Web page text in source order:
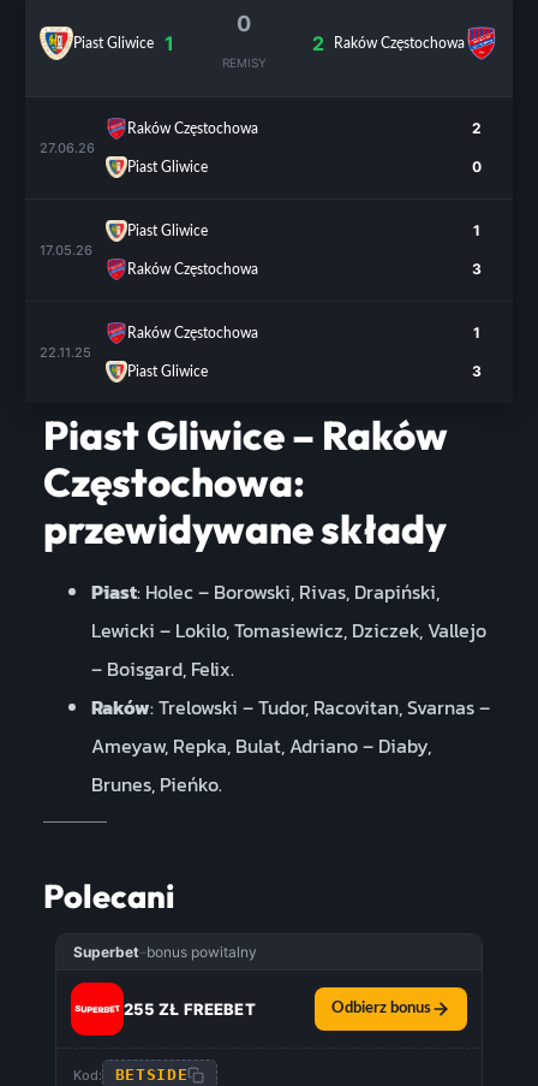
Piast Gliwice 1
0
REMISY
2 Raków Częstochowa
27.06.26
Raków Częstochowa
Piast Gliwice
2
0
17.05.26
Piast Gliwice
Raków Częstochowa
1
3
22.11.25
Raków Częstochowa
Piast Gliwice
1
3
Piast Gliwice – Raków
Częstochowa:
przewidywane składy
Piast: Holec – Borowski, Rivas, Drapiński,
Lewicki – Lokilo, Tomasiewicz, Dziczek, Vallejo
– Boisgard, Felix.
Raków: Trelowski – Tudor, Racovitan, Svarnas –
Ameyaw, Repka, Bulat, Adriano – Diaby,
Brunes, Pieńko.
Polecani
Superbet–bonus powitalny
255 ZŁ FREEBET Odbierz bonus
Kod: BETSIDE